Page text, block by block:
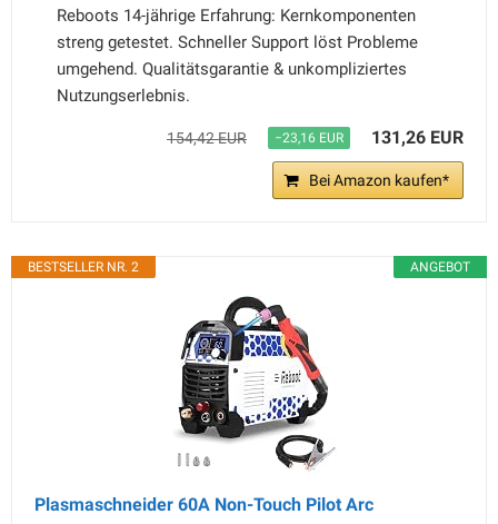
Reboots 14-jährige Erfahrung: Kernkomponenten
streng getestet. Schneller Support löst Probleme
umgehend. Qualitätsgarantie & unkompliziertes
Nutzungserlebnis.
154,42 EUR −23,16 EUR 131,26 EUR
Bei Amazon kaufen*
ANGEBOT
BESTSELLER NR. 2
Plasmaschneider 60A Non-Touch Pilot Arc